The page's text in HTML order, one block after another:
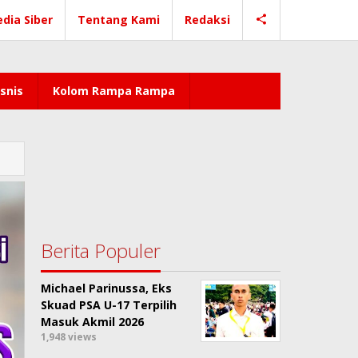
Siber Tentang Kami Redaksi
Kolom Rampa Rampa
Berita Populer
Michael Parinussa, Eks
Skuad PSA U-17 Terpilih
Masuk Akmil 2026
1,948 views